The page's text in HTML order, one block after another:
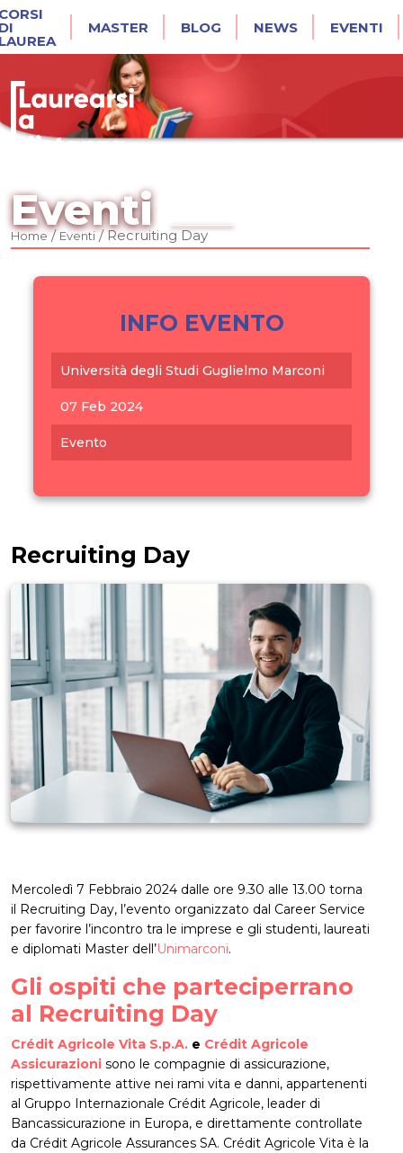
MASTER BLOG NEWS EVENTI
Eventi
Home/Eventi/Recruiting Day
INFO EVENTO
Università degli Studi Guglielmo Marconi
07 Feb 2024
Evento
Recruiting Day
Mercoledì 7 Febbraio 2024 dalle ore 9.30 alle 13.00 torna
il Recruiting Day, l’evento organizzato dal Career Service
per favorire l’incontro tra le imprese e gli studenti, laureati
e diplomati Master dell’Unimarconi.
Gli ospiti che parteciperrano
al Recruiting Day
Crédit Agricole Vita S.p.A. e Crédit Agricole
Assicurazioni sono le compagnie di assicurazione,
rispettivamente attive nei rami vita e danni, appartenenti
al Gruppo Internazionale Crédit Agricole, leader di
Bancassicurazione in Europa, e direttamente controllate
da Crédit Agricole Assurances SA. Crédit Agricole Vita è la